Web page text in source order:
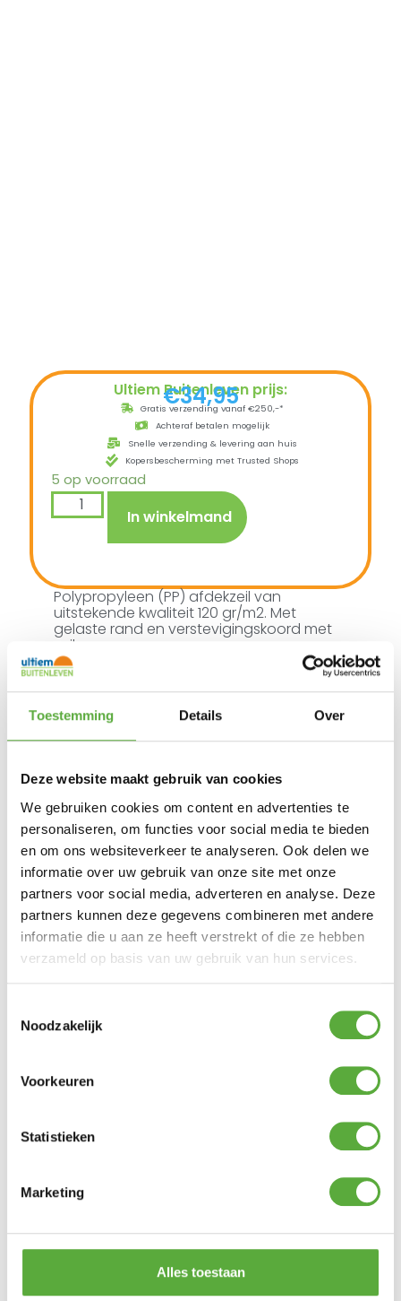
Toestemming Details Over
Deze website maakt gebruik van cookies
We gebruiken cookies om content en advertenties te
personaliseren, om functies voor social media te bieden
en om ons websiteverkeer te analyseren. Ook delen we
informatie over uw gebruik van onze site met onze
partners voor social media, adverteren en analyse. Deze
partners kunnen deze gegevens combineren met andere
informatie die u aan ze heeft verstrekt of die ze hebben
verzameld op basis van uw gebruik van hun services.
Noodzakelijk
Voorkeuren
Statistieken
Marketing
Alles toestaan
Ultiem Buitenleven prijs:
€34,95
Gratis verzending vanaf €250,-*
Achteraf betalen mogelijk
Snelle verzending & levering aan huis
Kopersbescherming met Trusted Shops
5 op voorraad
In winkelmand
Polypropyleen (PP) afdekzeil van
uitstekende kwaliteit 120 gr/m2. Met
gelaste rand en verstevigingskoord met
zeilogen.
Afmeting: 3×7 meter
Ultiem Buitenleven prijs:
€34,95
In winkelmand
Gratis verzending vanaf €250,-*
Achteraf betalen mogelijk
Snelle verzending & levering aan huis
4215990
Productkleur